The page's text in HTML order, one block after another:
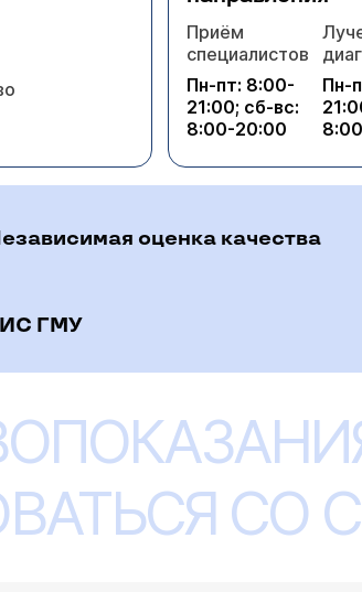
Приём
специалистов
Пн-пт: 8:00-
21:00; сб-вс:
8:00-20:00
Пн-
оценка качества
ГМУ
СО